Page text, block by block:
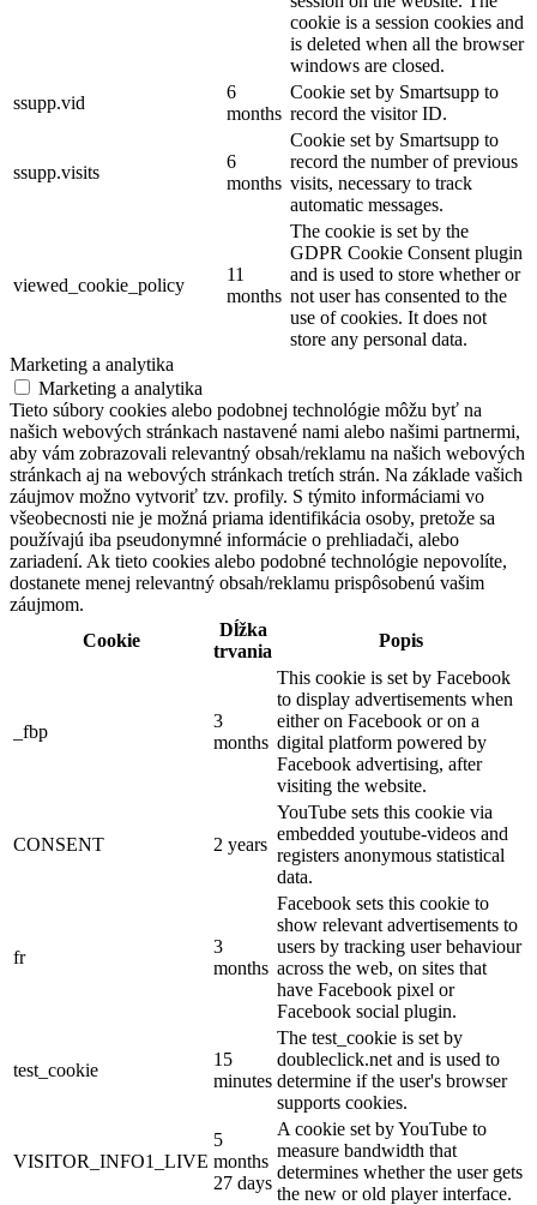
cookie is a session cookies and
is deleted when all the browser
windows are closed.
ssupp.vid
6
months
Cookie set by Smartsupp to
record the visitor ID.
ssupp.visits
6
months
Cookie set by Smartsupp to
record the number of previous
visits, necessary to track
automatic messages.
viewed_cookie_policy
11
months
The cookie is set by the
GDPR Cookie Consent plugin
and is used to store whether or
not user has consented to the
use of cookies. It does not
store any personal data.
Marketing a analytika
Marketing a analytika
Tieto súbory cookies alebo podobnej technológie môžu byť na
našich webových stránkach nastavené nami alebo našimi partnermi,
aby vám zobrazovali relevantný obsah/reklamu na našich webových
stránkach aj na webových stránkach tretích strán. Na základe vašich
záujmov možno vytvoriť tzv. profily. S týmito informáciami vo
všeobecnosti nie je možná priama identifikácia osoby, pretože sa
používajú iba pseudonymné informácie o prehliadači, alebo
zariadení. Ak tieto cookies alebo podobné technológie nepovolíte,
dostanete menej relevantný obsah/reklamu prispôsobenú vašim
záujmom.
Cookie
Dĺžka
trvania
Popis
_fbp
3
months
This cookie is set by Facebook
to display advertisements when
either on Facebook or on a
digital platform powered by
Facebook advertising, after
visiting the website.
CONSENT 2 years
YouTube sets this cookie via
embedded youtube-videos and
registers anonymous statistical
data.
fr
3
months
Facebook sets this cookie to
show relevant advertisements to
users by tracking user behaviour
across the web, on sites that
have Facebook pixel or
Facebook social plugin.
test_cookie
15
minutes
The test_cookie is set by
doubleclick.net and is used to
determine if the user's browser
supports cookies.
VISITOR_INFO1_LIVE
5
months
27 days
A cookie set by YouTube to
measure bandwidth that
determines whether the user gets
the new or old player interface.